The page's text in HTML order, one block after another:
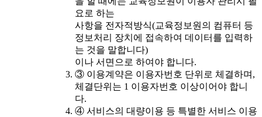
요로 하는
사항을 전자적방식(교육정보원의 컴퓨터 등
정보처리 장치에 접속하여 데이터를 입력하
는 것을 말합니다)
이나 서면으로 하여야 합니다.
③ 이용계약은 이용자번호 단위로 체결하며,
체결단위는 1 이용자번호 이상이어야 합니
다.
④ 서비스의 대량이용 등 특별한 서비스 이용